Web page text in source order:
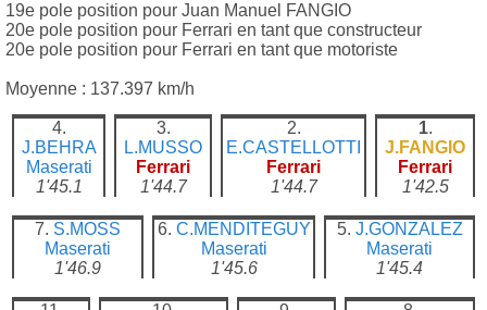
19e pole position pour Juan Manuel FANGIO
20e pole position pour Ferrari en tant que constructeur
20e pole position pour Ferrari en tant que motoriste
Moyenne : 137.397 km/h
4.
J.BEHRA
Maserati
1'45.1
3.
L.MUSSO
Ferrari
1'44.7
2.
E.CASTELLOTTI
Ferrari
1'44.7
1.
J.FANGIO
Ferrari
1'42.5
7. S.MOSS
Maserati
1'46.9
6. C.MENDITEGUY
Maserati
1'45.6
5. J.GONZALEZ
Maserati
1'45.4